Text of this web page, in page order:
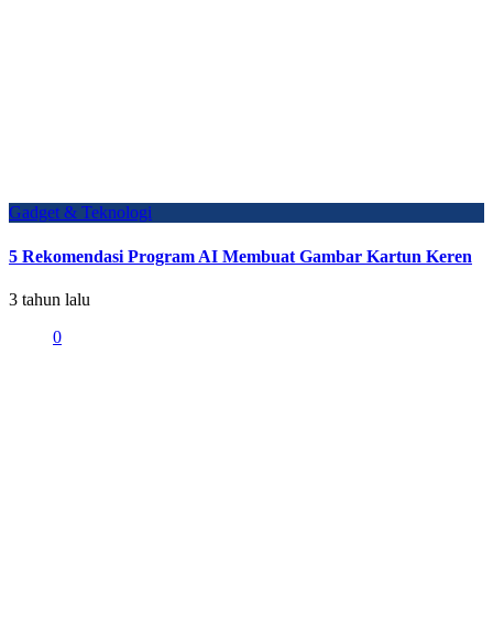
Gadget & Teknologi
5 Rekomendasi Program AI Membuat Gambar Kartun Keren
3 tahun lalu
0